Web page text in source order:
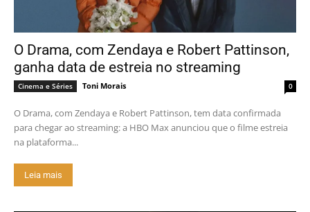
O Drama, com Zendaya e Robert Pattinson,
ganha data de estreia no streaming
Cinema e Séries Toni Morais 0
O Drama, com Zendaya e Robert Pattinson, tem data confirmada
para chegar ao streaming: a HBO Max anunciou que o filme estreia
na plataforma...
Leia mais